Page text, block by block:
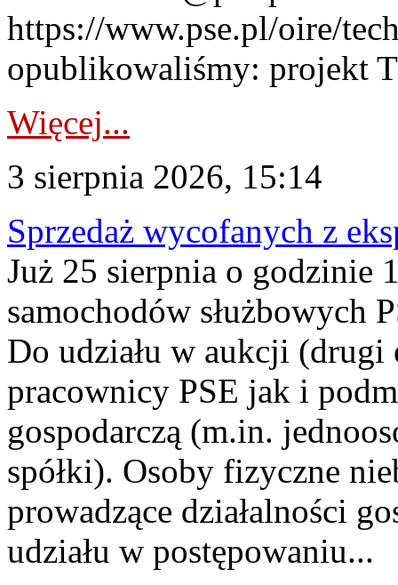
https://www.pse.pl/oire/
opublikowaliśmy: projekt
Więcej...
3 sierpnia 2026, 15:14
Sprzedaż wycofanych z
Już 25 sierpnia o godzinie
samochodów służbowych
Do udziału w aukcji (drugi
pracownicy PSE jak i
gospodarczą (m.in.
spółki). Osoby fizyczne
prowadzące działalności
udziału w postępowaniu...